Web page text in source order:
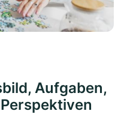
Aufgaben,